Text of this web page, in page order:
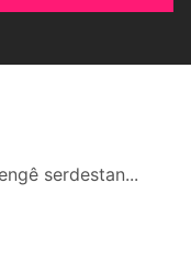
serdestan...